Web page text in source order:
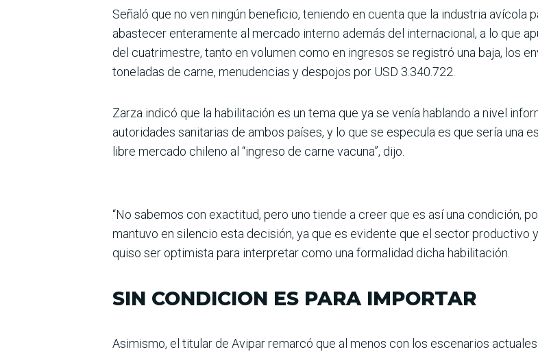
Señaló que no ven ningún beneficio, teniendo en cuenta que la industria avícola
abastecer ente­ramente al mercado interno además del internacional, a lo que
del cuatrimestre, tanto en volumen como en ingresos se registró una baja, los
toneladas de carne, menudencias y despojos por USD 3.340.722.
Zarza indicó que la habilita­ción es un tema que ya se venía hablando a nivel
autoridades sanitarias de ambos países, y lo que se especula es que sería una
libre mercado chileno al “ingreso de carne vacuna”, dijo.
“No sabemos con exactitud, pero uno tiende a creer que es así una condición,
mantuvo en silen­cio esta decisión, ya que es evi­dente que el sector productivo
quiso ser optimista para interpre­tar como una formalidad dicha habilitación.
SIN CONDICION ES PARA IMPORTAR
Asimismo, el titular de Avipar remarcó que al menos con los escenarios